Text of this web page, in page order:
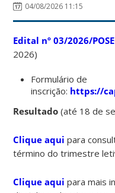
04/08/2026 11:15
Edital nº 03/2026/
2026)
Formulário de
inscrição: https://
Resultado (até 18 de
Clique aqui para
término do trimestre
Clique aqui para mais